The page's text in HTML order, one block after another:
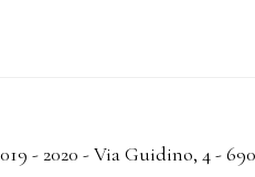
- 2020 - Via Guidino, 4 -